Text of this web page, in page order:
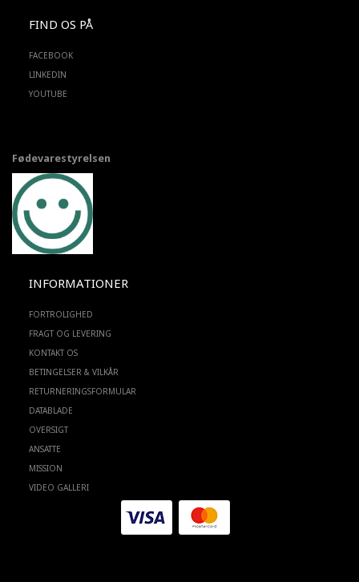
FIND OS PÅ
FACEBOOK
LINKEDIN
YOUTUBE
Fødevarestyrelsen
INFORMATIONER
FORTROLIGHED
FRAGT OG LEVERING
KONTAKT OS
BETINGELSER & VILKÅR
RETURNERINGSFORMULAR
DATABLADE
OVERSIGT
ANSATTE
MISSION
VIDEO GALLERI